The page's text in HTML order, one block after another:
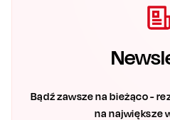
Bądź zawsze na bieżąco -
na największe